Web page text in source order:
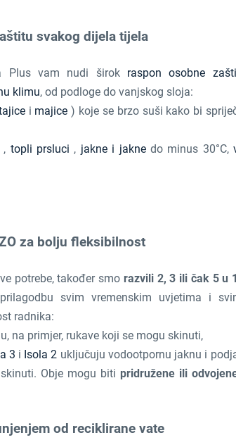
svakog dijela tijela
Plus vam nudi širok raspon osobne
klimu, od podloge do vanjskog sloja:
i majice ) koje se brzo suši kako bi
, topli prsluci , jakne i jaknedo minus 30°C,
za bolju fleksibilnost
potrebe, također smo razvili 2, 3 ili čak 5 u
svim vremenskim uvjetima i
radnika:
na primjer, rukave koji se mogu skinuti,
3 i Isola 2 uključuju vodootpornu jaknu i
Obje mogu biti pridružene ili
od reciklirane vate